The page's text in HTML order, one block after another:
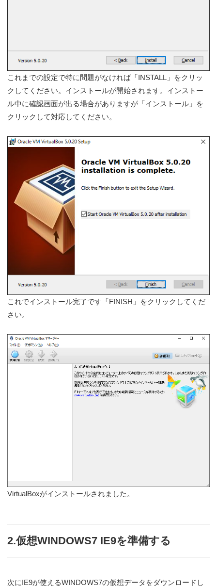
これまでの設定で特に問題がなければ「INSTALL」をクリッ
クしてください。インストールが開始されます。インストー
ル中に確認画面が出る場合がありますが「インストール」を
クリックして対応してください。
これでインストール完了です「FINISH」をクリックしてくだ
さい。
VirtualBoxがインストールされました。
2.仮想WINDOWS7 IE9を準備する
次にIE9が使えるWINDOWS7の仮想データをダウンロードし